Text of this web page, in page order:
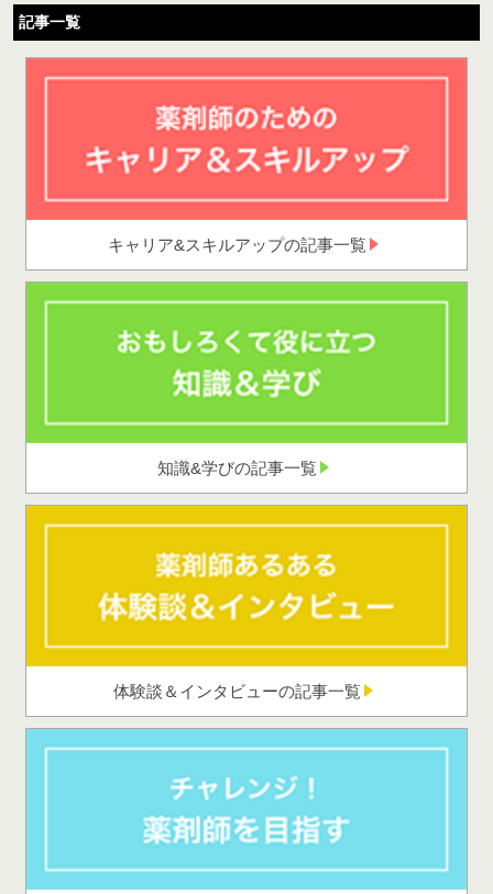
記事一覧
キャリア&スキルアップの記事一覧
知識&学びの記事一覧
体験談＆インタビューの記事一覧